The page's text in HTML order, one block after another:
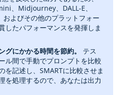
、Midjourney、DALL-E、
よびその他のプラットフォー
したパフォーマンスを発揮しま
グにかかる時間を節約。
‎ テス
ル間で手動でプロンプトを比較
を記述し、SMARTに比較させま
を処理するので、あなたは出力